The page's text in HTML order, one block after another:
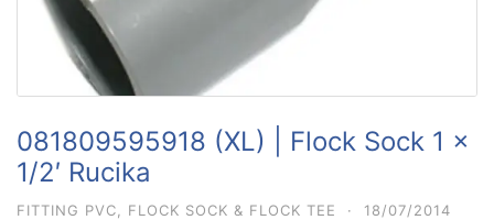
081809595918 (XL) | Flock Sock 1 x
1/2′ Rucika
FITTING PVC FLOCK SOCK & FLOCK TEE · 18/07/2014